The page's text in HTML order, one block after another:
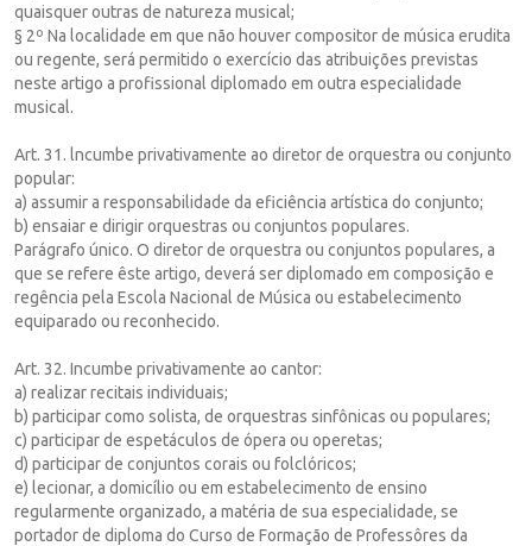
quaisquer outras de natureza musical;
§ 2º Na localidade em que não houver compositor de música erudita
ou regente, será permitido o exercício das atribuições previstas
neste artigo a profissional diplomado em outra especialidade
musical.
Art. 31. lncumbe privativamente ao diretor de orquestra ou conjunto
popular:
a) assumir a responsabilidade da eficiência artística do conjunto;
b) ensaiar e dirigir orquestras ou conjuntos populares.
Parágrafo único. O diretor de orquestra ou conjuntos populares, a
que se refere êste artigo, deverá ser diplomado em composição e
regência pela Escola Nacional de Música ou estabelecimento
equiparado ou reconhecido.
Art. 32. Incumbe privativamente ao cantor:
a) realizar recitais individuais;
b) participar como solista, de orquestras sinfônicas ou populares;
c) participar de espetáculos de ópera ou operetas;
d) participar de conjuntos corais ou folclóricos;
e) lecionar, a domicílio ou em estabelecimento de ensino
regularmente organizado, a matéria de sua especialidade, se
portador de diploma do Curso de Formação de Professôres da